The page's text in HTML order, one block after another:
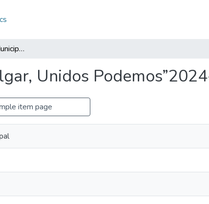
Plan de Desarrollo Municipal “Salgar, Unidos Podemos”2024-2027
Unidos
item page